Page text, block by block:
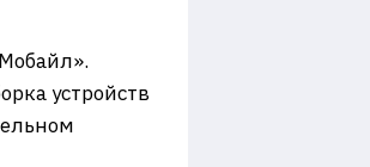
устройств